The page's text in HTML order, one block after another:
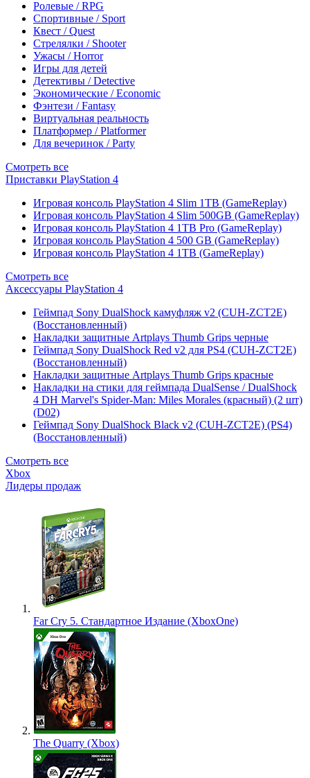
Ролевые / RPG
Спортивные / Sport
Квест / Quest
Стрелялки / Shooter
Ужасы / Horror
Игры для детей
Детективы / Detective
Экономические / Economic
Фэнтези / Fantasy
Виртуальная реальность
Платформер / Platformer
Для вечеринок / Party
Смотреть все
Приставки PlayStation 4
Игровая консоль PlayStation 4 Slim 1TB (GameReplay)
Игровая консоль PlayStation 4 Slim 500GB (GameReplay)
Игровая консоль PlayStation 4 1TB Pro (GameReplay)
Игровая консоль PlayStation 4 500 GB (GameReplay)
Игровая консоль PlayStation 4 1TB (GameReplay)
Смотреть все
Аксессуары PlayStation 4
Геймпад Sony DualShock камуфляж v2 (CUH-ZCT2E)
(Восстановленный)
Накладки защитные Artplays Thumb Grips черные
Геймпад Sony DualShock Red v2 для PS4 (CUH-ZCT2E)
(Восстановленный)
Накладки защитные Artplays Thumb Grips красные
Накладки на стики для геймпада DualSense / DualShock
4 DH Marvel's Spider-Man: Miles Morales (красный) (2 шт)
(D02)
Геймпад Sony DualShock Black v2 (CUH-ZCT2E) (PS4)
(Восстановленный)
Смотреть все
Xbox
Лидеры продаж
Far Cry 5. Стандартное Издание (XboxOne)
The Quarry (Xbox)